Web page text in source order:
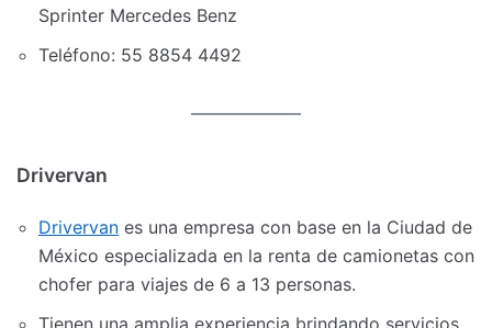
Sprinter Mercedes Benz
Teléfono: 55 8854 4492
Drivervan
Drivervan es una empresa con base en la Ciudad de
México especializada en la renta de camionetas con
chofer para viajes de 6 a 13 personas.